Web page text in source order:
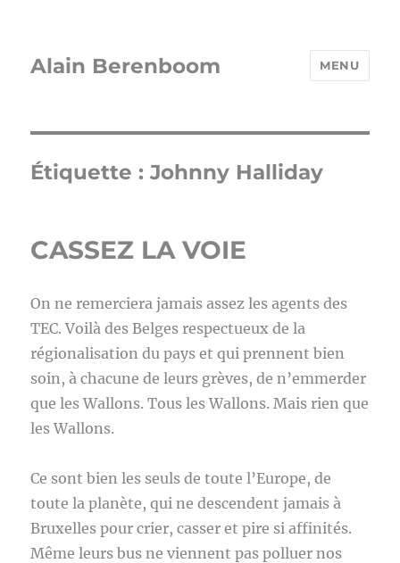
Alain Berenboom MENU
Étiquette :Johnny Halliday
CASSEZ LA VOIE
On ne remerciera jamais assez les agents des
TEC. Voilà des Belges respectueux de la
régionalisation du pays et qui prennent bien
soin, à chacune de leurs grèves, de n’emmerder
que les Wallons. Tous les Wallons. Mais rien que
les Wallons.
Ce sont bien les seuls de toute l’Europe, de
toute la planète, qui ne descendent jamais à
Bruxelles pour crier, casser et pire si affinités.
Même leurs bus ne viennent pas polluer nos